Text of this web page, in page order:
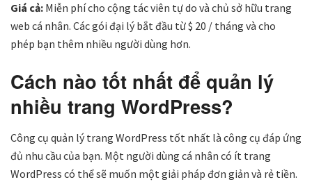
Giá cả: Miễn phí cho cộng tác viên tự do và chủ sở hữu trang
web cá nhân. Các gói đại lý bắt đầu từ $ 20 / tháng và cho
phép bạn thêm nhiều người dùng hơn.
Cách nào tốt nhất để quản lý
nhiều trang WordPress?
Công cụ quản lý trang WordPress tốt nhất là công cụ đáp ứng
đủ nhu cầu của bạn. Một người dùng cá nhân có ít trang
WordPress có thể sẽ muốn một giải pháp đơn giản và rẻ tiền.